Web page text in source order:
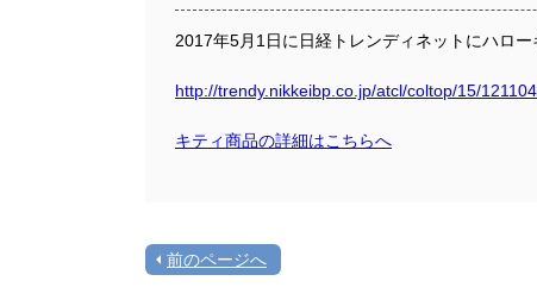
2017年5月1日に日経トレンディネットにハロー
http://trendy.nikkeibp.co.jp/atcl/coltop/15/
キティ商品の詳細はこちらへ
前のページへ